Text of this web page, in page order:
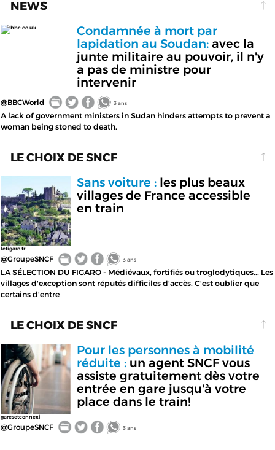
NEWS
bbc.co.uk
Condamnée à mort par
lapidation au Soudan:avec la
junte militaire au pouvoir, il n'y
a pas de ministre pour
intervenir
@BBCWorld 3 ans
A lack of government ministers in Sudan hinders attempts to prevent a
woman being stoned to death.
LE CHOIX DE SNCF
lefigaro.fr
Sans voiture :les plus beaux
villages de France accessible
en train
@GroupeSNCF 3 ans
LA SÉLECTION DU FIGARO - Médiévaux, fortifiés ou troglodytiques... Les
villages d'exception sont réputés difficiles d'accès. C'est oublier que
certains d'entre
LE CHOIX DE SNCF
garesetconnexi
Pour les personnes à mobilité
réduite :un agent SNCF vous
assiste gratuitement dès votre
entrée en gare jusqu'à votre
place dans le train!
@GroupeSNCF 3 ans